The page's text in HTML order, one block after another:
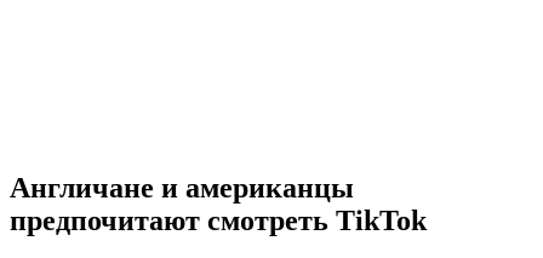
Англичане и американцы
предпочитают смотреть TikTok